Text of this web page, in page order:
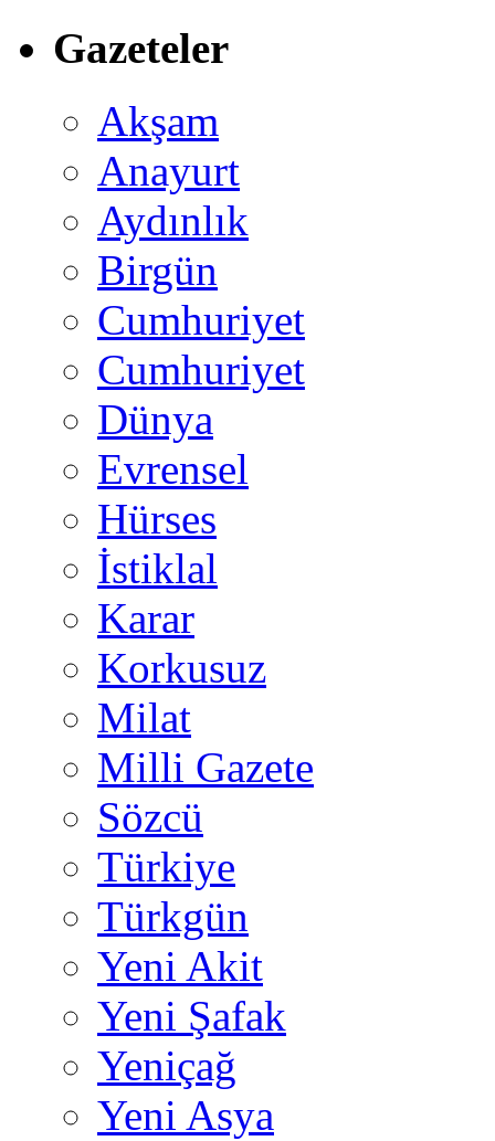
Gazeteler
Akşam
Anayurt
Aydınlık
Birgün
Cumhuriyet
Cumhuriyet
Dünya
Evrensel
Hürses
İstiklal
Karar
Korkusuz
Milat
Milli Gazete
Sözcü
Türkiye
Türkgün
Yeni Akit
Yeni Şafak
Yeniçağ
Yeni Asya